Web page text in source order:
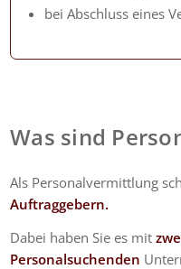
bei Abschluss eines
Was sind
Als Personalvermittlung
Auftraggebern.
Dabei haben Sie es mit
Personalsuchenden